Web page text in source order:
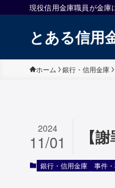
現役信用金庫職員が金庫
とある信用
ホーム 銀行・信用金庫
【
2024
11/01
銀行・信用金庫 事件